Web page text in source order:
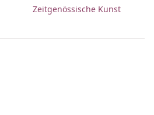
Zeitgenössische Kunst